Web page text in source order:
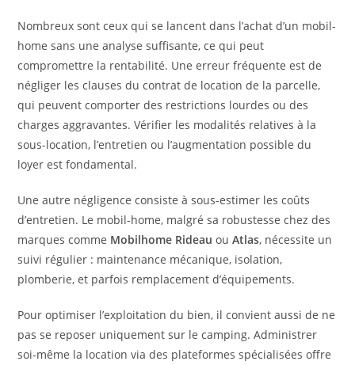
Nombreux sont ceux qui se lancent dans l’achat d’un mobil-
home sans une analyse suffisante, ce qui peut
compromettre la rentabilité. Une erreur fréquente est de
négliger les clauses du contrat de location de la parcelle,
qui peuvent comporter des restrictions lourdes ou des
charges aggravantes. Vérifier les modalités relatives à la
sous-location, l’entretien ou l’augmentation possible du
loyer est fondamental.
Une autre négligence consiste à sous-estimer les coûts
d’entretien. Le mobil-home, malgré sa robustesse chez des
marques comme Mobilhome Rideau ouAtlas, nécessite un
suivi régulier : maintenance mécanique, isolation,
plomberie, et parfois remplacement d’équipements.
Pour optimiser l’exploitation du bien, il convient aussi de ne
pas se reposer uniquement sur le camping. Administrer
soi-même la location via des plateformes spécialisées offre